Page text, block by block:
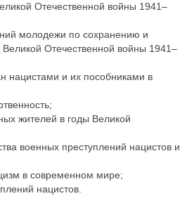
Отечественной войны 1941–
молодежи по сохранению и
Великой Отечественной войны 1941–
нацистами и их пособниками в
жителей в годы Великой
военных преступлений нацистов и
в современном мире;
нацистов.